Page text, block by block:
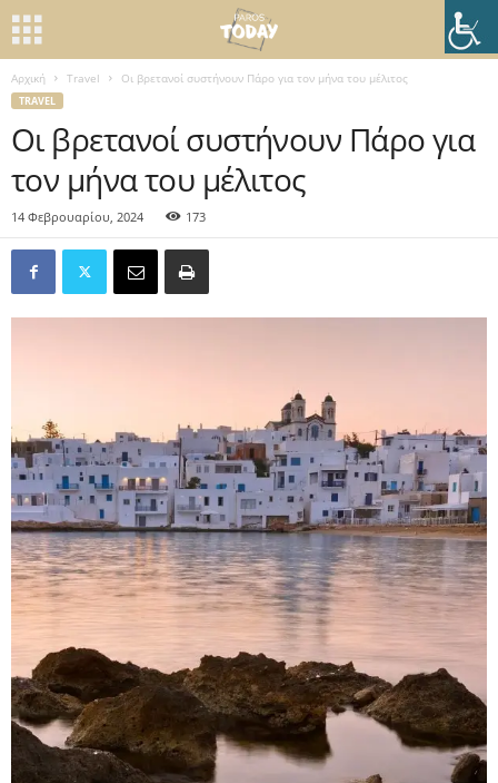
Αρχική Travel Οι βρετανοί συστήνουν Πάρο για τον μήνα του μέλιτος
TRAVEL
Οι βρετανοί συστήνουν Πάρο για
τον μήνα του μέλιτος
14 Φεβρουαρίου, 2024 173